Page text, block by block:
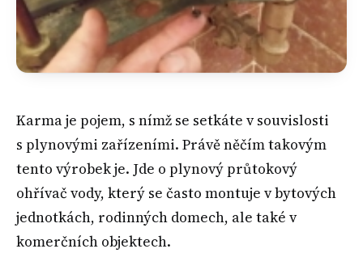
Karma je pojem, s nímž se setkáte v souvislosti
s plynovými zařízeními. Právě něčím takovým
tento výrobek je. Jde o plynový průtokový
ohřívač vody, který se často montuje v bytových
jednotkách, rodinných domech, ale také v
komerčních objektech.